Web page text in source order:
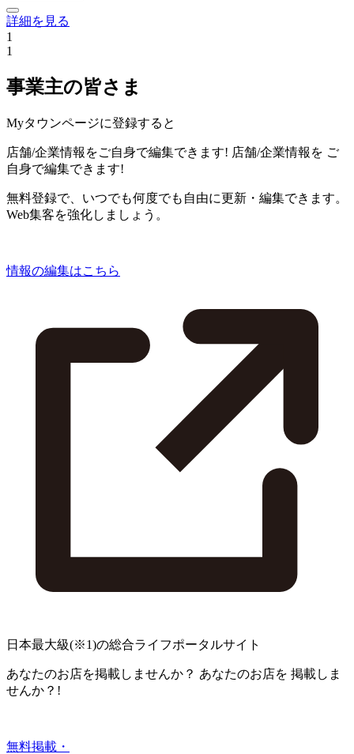
詳細を見る
1
1
事業主の皆さま
Myタウンページに登録すると
店舗/企業情報をご自身で編集できます! 店舗/企業情報を ご
自身で編集できます!
無料登録で、いつでも何度でも自由に更新・編集できます。
Web集客を強化しましょう。
情報の編集はこちら
日本最大級(※1)の総合ライフポータルサイト
あなたのお店を掲載しませんか？ あなたのお店を 掲載しま
せんか？!
無料掲載・